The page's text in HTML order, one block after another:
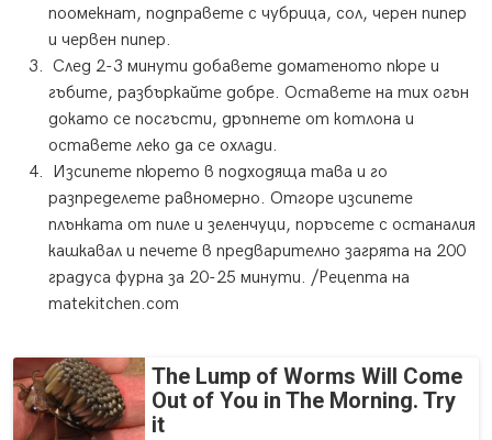
поомекнат, подправете с чубрица, сол, черен пипер
и червен пипер.
След 2-3 минути добавете доматеното пюре и
гъбите, разбъркайте добре. Оставете на тих огън
докато се посгъсти, дръпнете от котлона и
оставете леко да се охлади.
Изсипете пюрето в подходяща тава и го
разпределете равномерно. Отгоре изсипете
плънката от пиле и зеленчуци, поръсете с останалия
кашкавал и печете в предварително загрята на 200
градуса фурна за 20-25 минути. /Рецепта на
matekitchen.com
The Lump of Worms Will Come
Out of You in The Morning. Try
it